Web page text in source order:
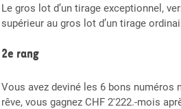
Le gros lot d’un tirage exceptionnel,
supérieur au gros lot d’un tirage
2e rang
Vous avez deviné les 6 bons numéros
rêve, vous gagnez CHF 2'222.-mois